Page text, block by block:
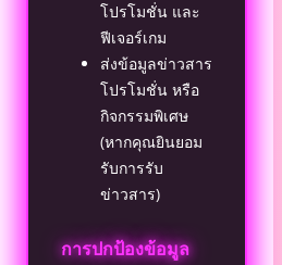
โปรโมชั่น และ
ฟีเจอร์เกม
ส่งข้อมูลข่าวสาร
โปรโมชั่น หรือ
กิจกรรมพิเศษ
(หากคุณยินยอม
รับการรับ
ข่าวสาร)
การปกป้องข้อมูล